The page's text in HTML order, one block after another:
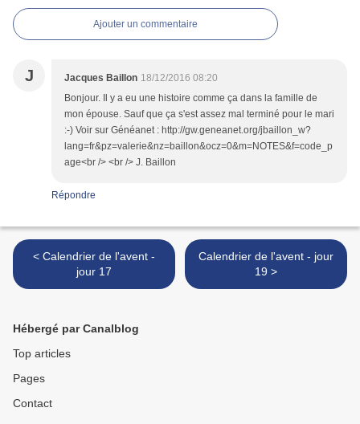
Ajouter un commentaire
J Jacques Baillon 18/12/2016 08:20
Bonjour. Il y a eu une histoire comme ça dans la famille de
mon épouse. Sauf que ça s'est assez mal terminé pour le mari
:-) Voir sur Généanet : http://gw.geneanet.org/jbaillon_w?
lang=fr&pz=valerie&nz=baillon&ocz=0&m=NOTES&f=code_p
age<br /> <br /> J. Baillon
Répondre
< Calendrier de l'avent -
jour 17
Calendrier de l'avent - jour
19 >
Hébergé par Canalblog
Top articles
Pages
Contact